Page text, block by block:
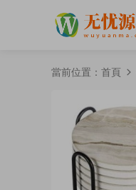
當前位置： 首頁